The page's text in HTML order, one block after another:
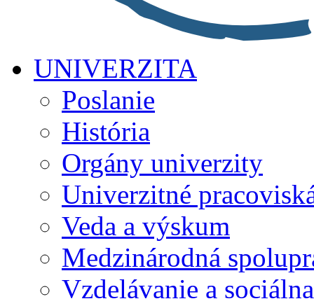
UNIVERZITA
Poslanie
História
Orgány univerzity
Univerzitné
Veda a výskum
Medzinárodná
Vzdelávanie a